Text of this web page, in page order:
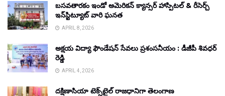
బసవతారకం ఇండో అమెరికన్ క్యాన్సర్ హాస్పిటల్ & రీసెర్చ్
ఇన్‌స్టిట్యూట్ వారి ఘనత
APRIL 8, 2026
అక్షయ విద్యా ఫౌండేషన్ సేవలు ప్రశంసనీయం : డీజీపీ శివధర్
రెడ్డి
APRIL 4, 2026
దక్షిణాసియా టెక్స్‌టైల్ రాజధానిగా తెలంగాణ